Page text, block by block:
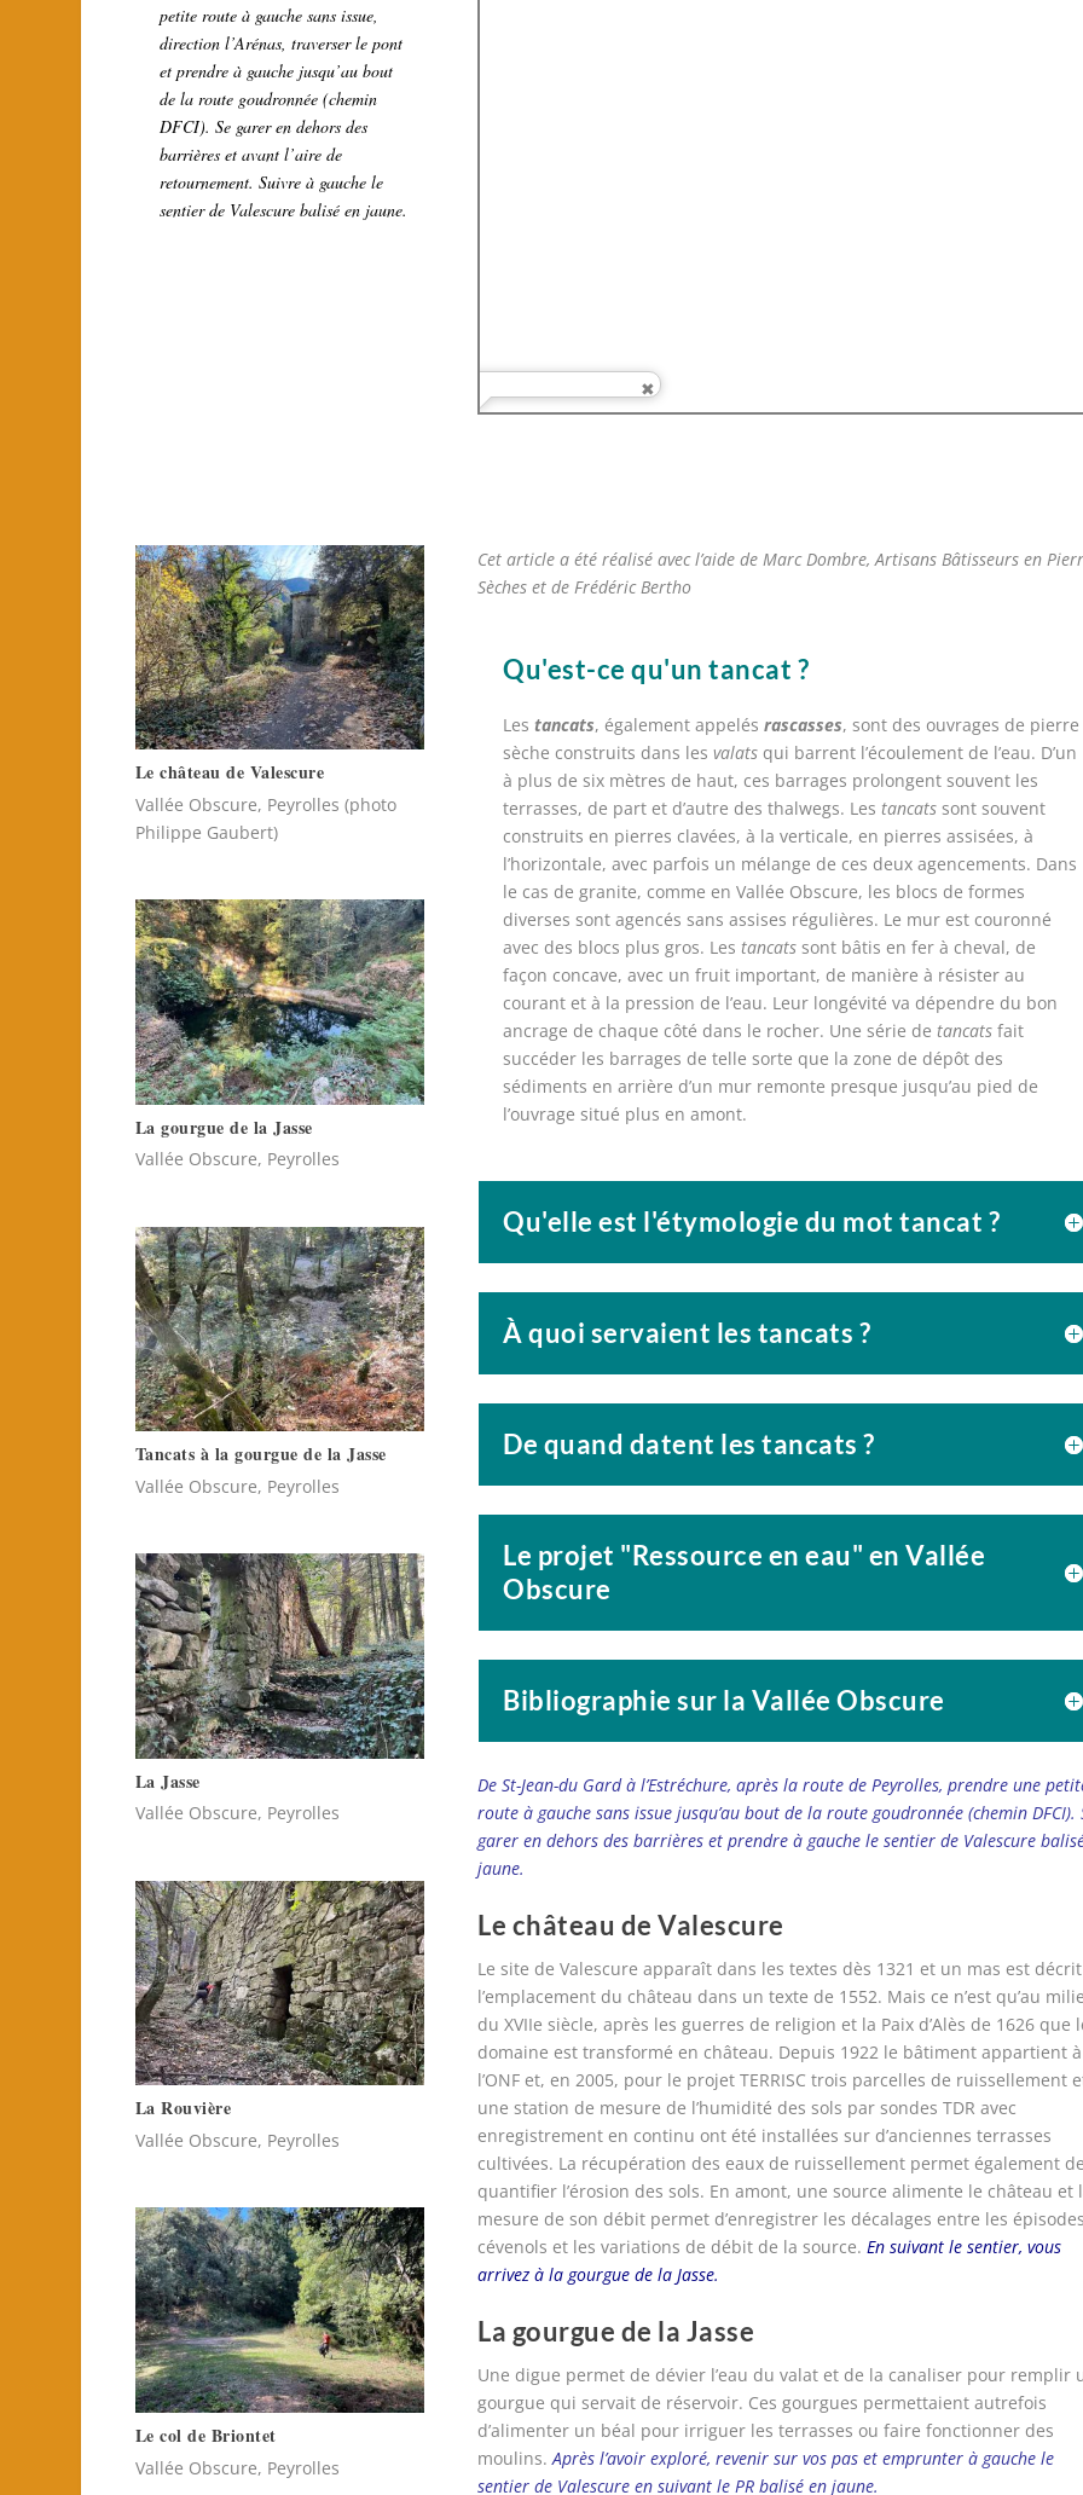
petite route à gauche sans issue,
direction l’Arénas, traverser le pont
et prendre à gauche jusqu’au bout
de la route goudronnée (chemin
DFCI). Se garer en dehors des
barrières et avant l’aire de
retournement. Suivre à gauche le
sentier de Valescure balisé en jaune.
Le château de Valescure
Vallée Obscure, Peyrolles (photo
Philippe Gaubert)
La gourgue de la Jasse
Vallée Obscure, Peyrolles
Tancats à la gourgue de la Jasse
Vallée Obscure, Peyrolles
La Jasse
Vallée Obscure, Peyrolles
La Rouvière
Vallée Obscure, Peyrolles
Le col de Briontet
Vallée Obscure, Peyrolles
Cet article a été réalisé avec l’aide de Marc Dombre, Artisans Bâtisseurs en
Sèches et de Frédéric Bertho
Qu'est-ce qu'un tancat ?
Les tancats, également appelésrascasses, sont des ouvrages de pierre
sèche construits dans lesvalats qui barrent l’écoulement de l’eau. D’un
à plus de six mètres de haut, ces barrages prolongent souvent les
terrasses, de part et d’autre des thalwegs. Les tancatssont souvent
construits en pierres clavées, à la verticale, en pierres assisées, à
l’horizontale, avec parfois un mélange de ces deux agencements. Dans
le cas de granite, comme en Vallée Obscure, les blocs de formes
diverses sont agencés sans assises régulières. Le mur est couronné
avec des blocs plus gros. Les tancats sont bâtis en fer à cheval, de
façon concave, avec un fruit important, de manière à résister au
courant et à la pression de l’eau. Leur longévité va dépendre du bon
ancrage de chaque côté dans le rocher. Une série de tancats fait
succéder les barrages de telle sorte que la zone de dépôt des
sédiments en arrière d’un mur remonte presque jusqu’au pied de
l’ouvrage situé plus en amont.
Qu'elle est l'étymologie du mot tancat ?
À quoi servaient les tancats ?
De quand datent les tancats ?
Le projet "Ressource en eau" en Vallée
Obscure
Bibliographie sur la Vallée Obscure
De St-Jean-du Gard à l’Estréchure, après la route de Peyrolles, prendre une
route à gauche sans issue jusqu’au bout de la route goudronnée (chemin DFCI).
garer en dehors des barrières et prendre à gauche le sentier de Valescure
jaune.
Le château de Valescure
Le site de Valescure apparaît dans les textes dès 1321 et un mas est
l’emplacement du château dans un texte de 1552. Mais ce n’est qu’au
du XVIIe siècle, après les guerres de religion et la Paix d’Alès de 1626 que
domaine est transformé en château. Depuis 1922 le bâtiment appartient à
l’ONF et, en 2005, pour le projet TERRISC trois parcelles de ruissellement
une station de mesure de l’humidité des sols par sondes TDR avec
enregistrement en continu ont été installées sur d’anciennes terrasses
cultivées. La récupération des eaux de ruissellement permet également de
quantifier l’érosion des sols. En amont, une source alimente le château et
mesure de son débit permet d’enregistrer les décalages entre les épisodes
cévenols et les variations de débit de la source.En suivant le sentier, vous
arrivez à la gourgue de la Jasse.
La gourgue de la Jasse
Une digue permet de dévier l’eau du valat et de la canaliser pour remplir
gourgue qui servait de réservoir. Ces gourgues permettaient autrefois
d’alimenter un béal pour irriguer les terrasses ou faire fonctionner des
moulins.Après l’avoir exploré, revenir sur vos pas et emprunter à gauche le
sentier de Valescure en suivant le PR balisé en jaune.